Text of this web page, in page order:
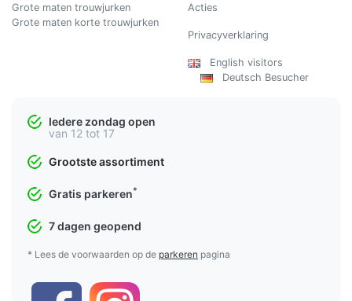
Grote maten trouwjurken
Grote maten korte trouwjurken
Acties
Privacyverklaring
English visitors
Deutsch Besucher
Iedere zondag open
van 12 tot 17
Grootste assortiment
Gratis parkeren*
7 dagen geopend
* Lees de voorwaarden op de parkeren pagina